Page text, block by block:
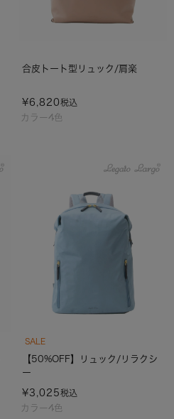
カラー4色
合皮トート型リュック/肩楽
¥6,820税込
SALE
カラー4色
【50%OFF】リュック/リラクシ
ー
¥3,025税込